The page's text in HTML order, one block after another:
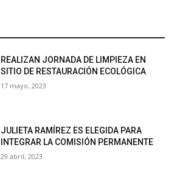
REALIZAN JORNADA DE LIMPIEZA EN
SITIO DE RESTAURACIÓN ECOLÓGICA
17 mayo, 2023
JULIETA RAMÍREZ ES ELEGIDA PARA
INTEGRAR LA COMISIÓN PERMANENTE
29 abril, 2023